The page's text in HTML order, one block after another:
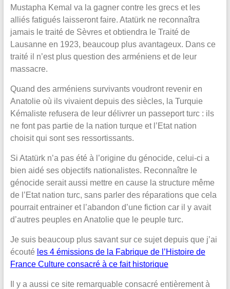
Mustapha Kemal va la gagner contre les grecs et les
alliés fatigués laisseront faire. Atatürk ne reconnaîtra
jamais le traité de Sèvres et obtiendra le Traité de
Lausanne en 1923, beaucoup plus avantageux. Dans ce
traité il n’est plus question des arméniens et de leur
massacre.
Quand des arméniens survivants voudront revenir en
Anatolie où ils vivaient depuis des siècles, la Turquie
Kémaliste refusera de leur délivrer un passeport turc : ils
ne font pas partie de la nation turque et l’Etat nation
choisit qui sont ses ressortissants.
Si Atatürk n’a pas été à l’origine du génocide, celui-ci a
bien aidé ses objectifs nationalistes. Reconnaître le
génocide serait aussi mettre en cause la structure même
de l’Etat nation turc, sans parler des réparations que cela
pourrait entrainer et l’abandon d’une fiction car il y avait
d’autres peuples en Anatolie que le peuple turc.
Je suis beaucoup plus savant sur ce sujet depuis que j’ai
écouté les 4 émissions de la Fabrique de l’Histoire de
France Culture consacré à ce fait historique
Il y a aussi ce site remarquable consacré entièrement à